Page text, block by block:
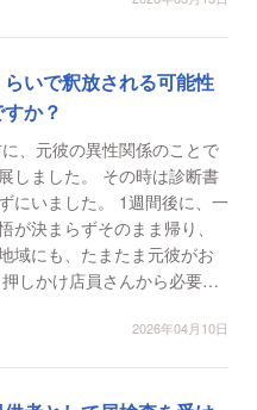
いで釈放される可能性
か？
、元彼の異性関係のことで
しました。 その時は診断書
。 1週間後に、一
が決まらずそのまま帰り、
域にも、たまたま元彼がお
しかけ店員さんから必要以
2026年04月10日